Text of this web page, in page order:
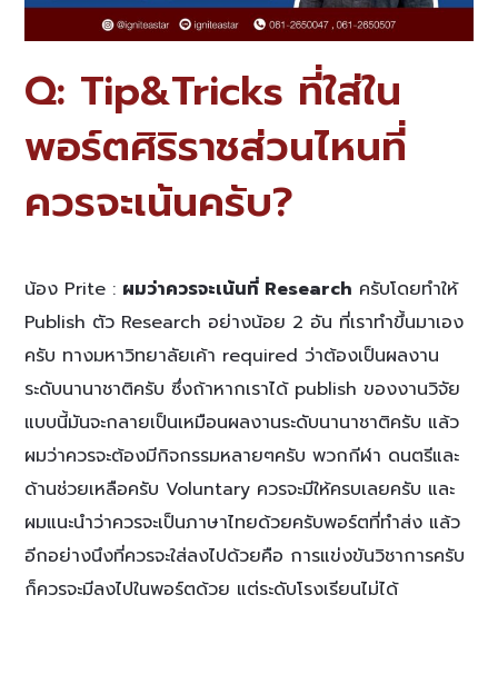
Q: Tip&Tricks ที่ใส่ใน
พอร์ตศิริราชส่วนไหนที่
ควรจะเน้นครับ?
น้อง Prite : ผมว่าควรจะเน้นที่ Research ครับโดยทำให้
Publish ตัว Research อย่างน้อย 2 อัน ที่เราทำขึ้นมาเอง
ครับ ทางมหาวิทยาลัยเค้า required ว่าต้องเป็นผลงาน
ระดับนานาชาติครับ ซึ่งถ้าหากเราได้ publish ของงานวิจัย
แบบนี้มันจะกลายเป็นเหมือนผลงานระดับนานาชาติครับ แล้ว
ผมว่าควรจะต้องมีกิจกรรมหลายๆครับ พวกกีฬา ดนตรีและ
ด้านช่วยเหลือครับ Voluntary ควรจะมีให้ครบเลยครับ และ
ผมแนะนำว่าควรจะเป็นภาษาไทยด้วยครับพอร์ตที่ทำส่ง แล้ว
อีกอย่างนึงที่ควรจะใส่ลงไปด้วยคือ การแข่งขันวิชาการครับ
ก็ควรจะมีลงไปในพอร์ตด้วย แต่ระดับโรงเรียนไม่ได้